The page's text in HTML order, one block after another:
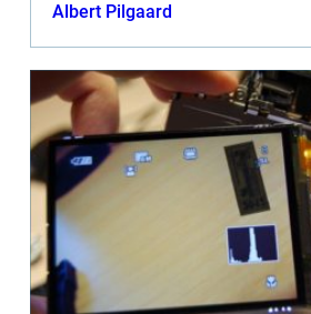
Albert Pilgaard